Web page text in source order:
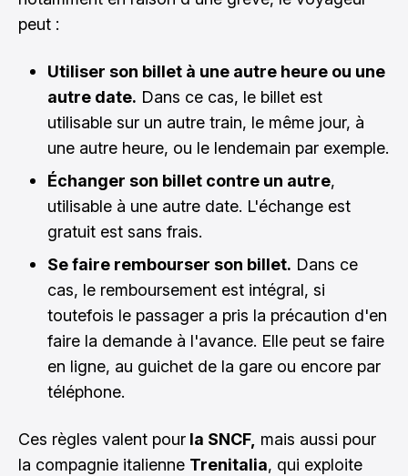
peut :
Utiliser son billet à une autre heure ou une
autre date. Dans ce cas, le billet est
utilisable sur un autre train, le même jour, à
une autre heure, ou le lendemain par exemple.
Échanger son billet contre un autre,
utilisable à une autre date. L'échange est
gratuit est sans frais.
Se faire rembourser son billet. Dans ce
cas, le remboursement est intégral, si
toutefois le passager a pris la précaution d'en
faire la demande à l'avance. Elle peut se faire
en ligne, au guichet de la gare ou encore par
téléphone.
Ces règles valent pour la SNCF, mais aussi pour
la compagnie italienne Trenitalia, qui exploite